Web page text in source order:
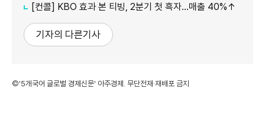
[컨콜] KBO 효과 본 티빙, 2분기 첫 흑자…매출 40%↑
기자의 다른기사
©'5개국어 글로벌 경제신문' 아주경제. 무단전재·재배포 금지